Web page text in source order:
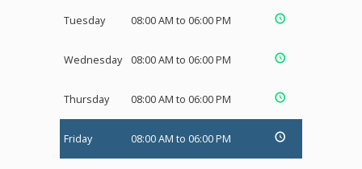
Tuesday 08:00 AM to 06:00 PM
Wednesday 08:00 AM to 06:00 PM
Thursday 08:00 AM to 06:00 PM
Friday 08:00 AM to 06:00 PM